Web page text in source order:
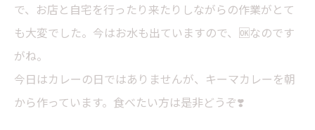
で、お店と自宅を行ったり来たりしながらの作業がとて
も大変でした。今はお水も出ていますので、🆗なのです
がね。
今日はカレーの日ではありませんが、キーマカレーを朝
から作っています。食べたい方は是非どうぞ❣️